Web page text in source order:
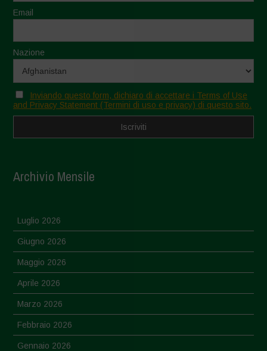
Email
Nazione
Inviando questo form, dichiaro di accettare i Terms of Use
and Privacy Statement (Termini di uso e privacy) di questo sito.
Archivio Mensile
Luglio 2026
Giugno 2026
Maggio 2026
Aprile 2026
Marzo 2026
Febbraio 2026
Gennaio 2026